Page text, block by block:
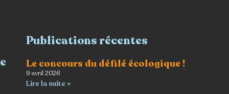
Publications récentes
Le concours du défilé écologique !
9 avril 2026
Lire la suite »